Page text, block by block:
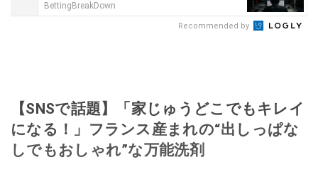
BettingBreakDown
Recommended by
【SNSで話題】「家じゅうどこでもキレイ
になる！」フランス産まれの“出しっぱな
しでもおしゃれ”な万能洗剤